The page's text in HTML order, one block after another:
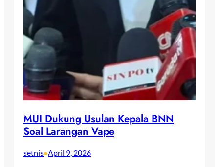
MUI Dukung Usulan Kepala BNN
Soal Larangan Vape
setnis•April 9, 2026